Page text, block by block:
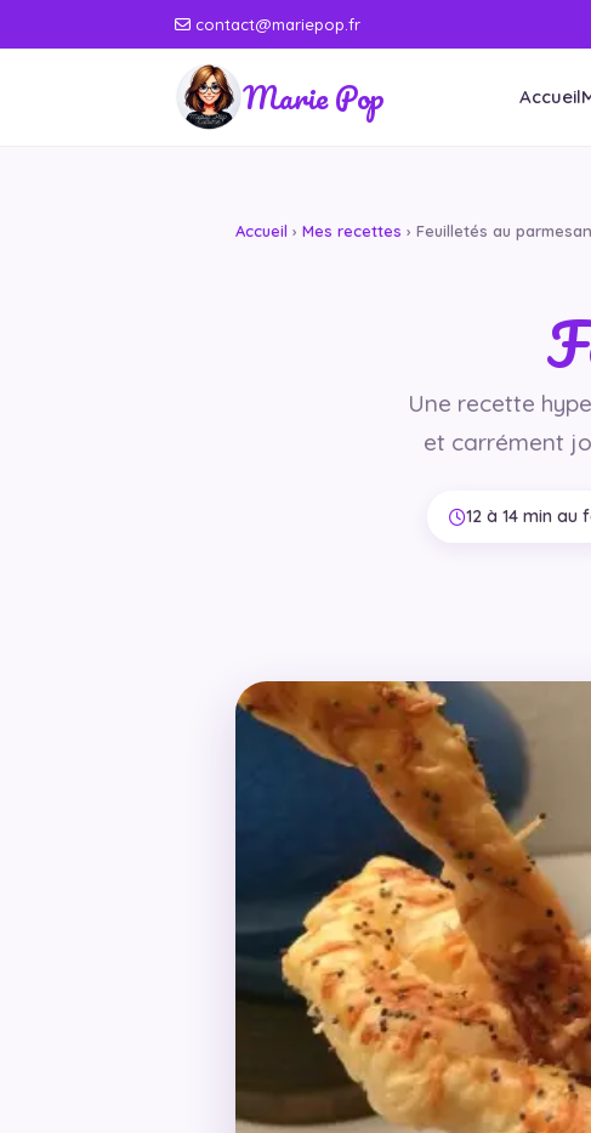
contact@mariepop.fr
Marie Pop Accueil
Accueil › Mes recettes › Feuilletés au parmesan
Une recette
et carrément
12 à 14 min au